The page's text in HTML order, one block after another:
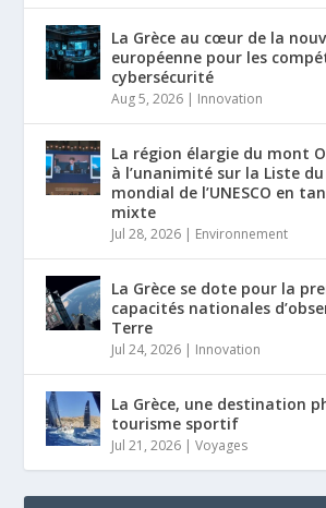
La Grèce au cœur de la
européenne pour les
cybersécurité
Aug 5, 2026 | Innovation
La région élargie du mont
à l’unanimité sur la Liste
mondial de l’UNESCO en
mixte
Jul 28, 2026 | Environnement
La Grèce se dote pour la
capacités nationales
Terre
Jul 24, 2026 | Innovation
La Grèce, une destination
tourisme sportif
Jul 21, 2026 |Voyages